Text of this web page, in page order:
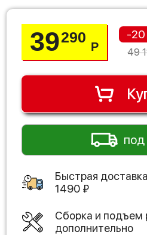
39290
Р
-20
49
под
Быстрая
1490 ₽
Сборка и подъем
дополнительно